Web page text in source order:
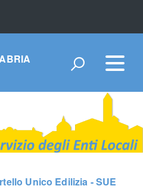
Unico Edilizia - SUE